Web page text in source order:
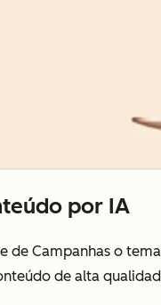
por IA
de Campanhas o
de alta